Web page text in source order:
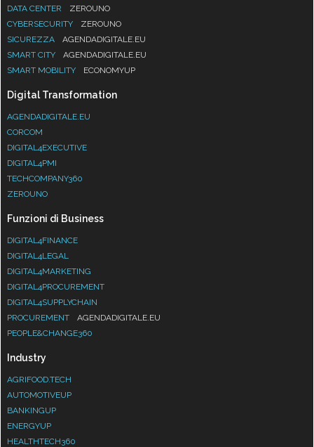
DATA CENTER
ZEROUNO
CYBERSECURITY
ZEROUNO
SICUREZZA
AGENDADIGITALE.EU
SMART CITY
AGENDADIGITALE.EU
SMART MOBILITY
ECONOMYUP
Digital Transformation
AGENDADIGITALE.EU
CORCOM
DIGITAL4EXECUTIVE
DIGITAL4PMI
TECHCOMPANY360
ZEROUNO
Funzioni di Business
DIGITAL4FINANCE
DIGITAL4LEGAL
DIGITAL4MARKETING
DIGITAL4PROCUREMENT
DIGITAL4SUPPLYCHAIN
PROCUREMENT
AGENDADIGITALE.EU
PEOPLE&CHANGE360
Industry
AGRIFOOD.TECH
AUTOMOTIVEUP
BANKINGUP
ENERGYUP
HEALTHTECH360